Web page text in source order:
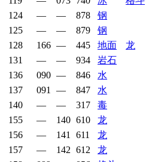
124 — — 878
钢
125 — — 879
钢
128 166 — 445 地面
龙
131 — — 934
岩石
136 090 — 846
水
137 091 — 847
水
140 — — 317
毒
155 — 140 610
龙
156 — 141 611
龙
157 — 142 612
龙